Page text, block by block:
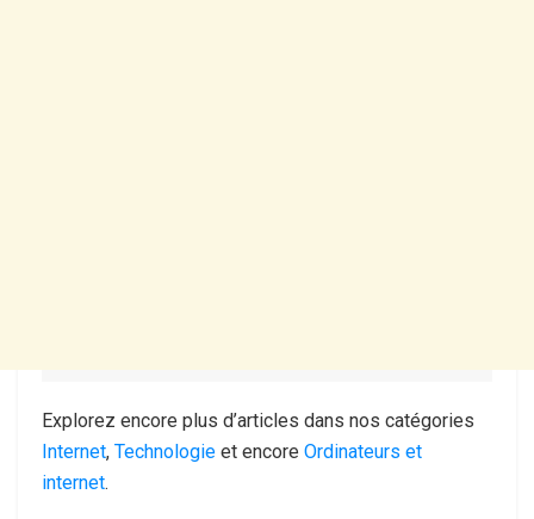
Explorez encore plus d’articles dans nos catégories
Internet, Technologie et encore Ordinateurs et
internet.